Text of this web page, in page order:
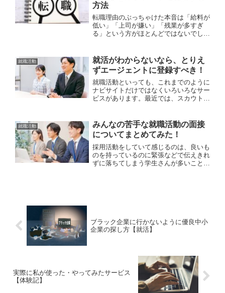
方法
転職理由のぶっちゃけた本音は「給料が
低い」「上司が嫌い」「残業が多すぎ
る」という方がほとんどではないでしょ
ュニケーションに問題がある人」という
ネガティブな印象を持たれて...
就職活動
就活がわからないなら、とりえ
ずエージェントに登録すべき！
就職活動といっても、これまでのように
ナビサイトだけではなくいろいろなサー
ビスがあります。最近では、スカウトサ
生さんにとっても、就活のプロであるエ
ージェントが自己分析や業...
就職活動
みんなの苦手な就職活動の面接
についてまとめてみた！
採用活動をしていて感じるのは、良いも
のを持っているのに緊張などで伝えきれ
ずに落ちてしまう学生さんが多いことで
ブラック企業に行かないように優良中小
企業の探し方【就活】
実際に私が使った・やってみたサービス
【体験記】